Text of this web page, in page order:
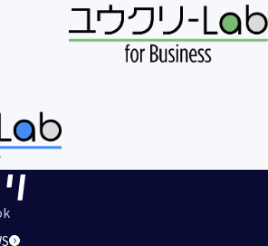
を提供するため
を安心・安全にご利用いただける環境整
の運営・管理のため
に関するご案内、お問い合せ等への対応
社のサービスについての調査・データ集
のため
する商品・サービスなどのご案内を送
間での必要な連絡を行うため
に関する当社の規約、ポリシー等（以下
す。）に違反する行為に対する対応のた